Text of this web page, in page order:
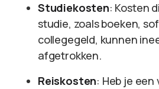
Studiekosten: Kosten
studie, zoals boeken,
collegegeld, kunnen
afgetrokken.
Reiskosten: Heb je